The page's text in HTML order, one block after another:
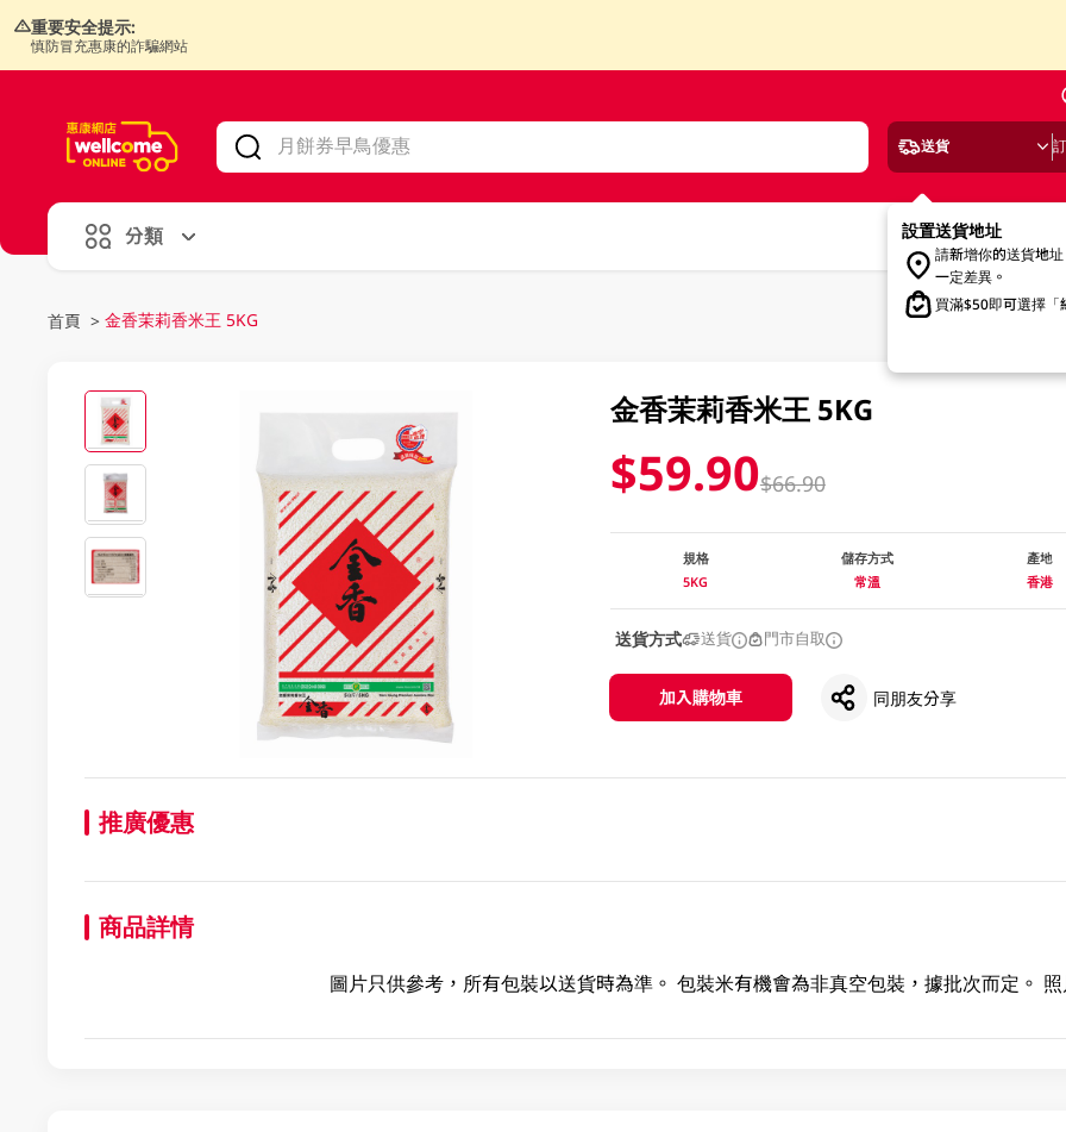
重要安全提示:
慎防冒充惠康的詐騙網站
送貨
設置送貨地址
請新增你的送貨地
一定差異。
買滿$50即可選擇「
分類
首頁 > 金香茉莉香米王 5KG
金香茉莉香米王 5KG
$59.90$66.90
規格
5KG
儲存方式
常溫
產地
香港
送貨方式 送貨 門市自取
加入購物車 同朋友分享
推廣優惠
商品詳情
圖片只供參考，所有包裝以送貨時為準。 包裝米有機會為非真空包裝，據批次而定。 照